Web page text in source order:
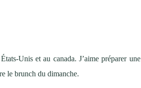
Unis et au canada. J’aime préparer une
le brunch du dimanche.